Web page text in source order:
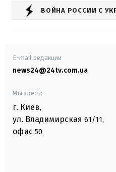
ВОЙНА РОССИИ С
E-mail редакции
news24@24tv.com.ua
Мы здесь:
г. Киев,
ул. Владимирская 61/11,
офис 50